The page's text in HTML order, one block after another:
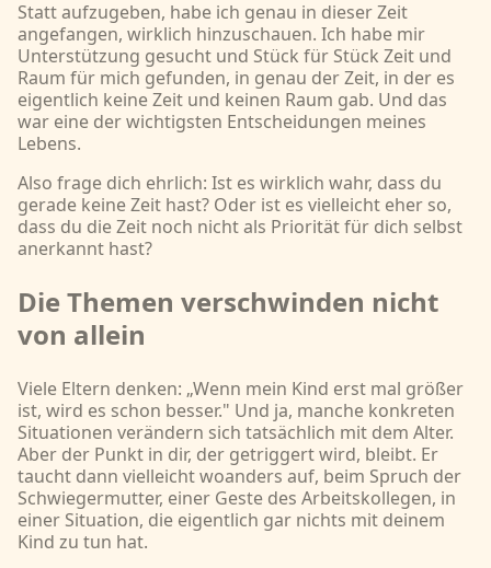
Statt aufzugeben, habe ich genau in dieser Zeit
angefangen, wirklich hinzuschauen. Ich habe mir
Unterstützung gesucht und Stück für Stück Zeit und
Raum für mich gefunden, in genau der Zeit, in der es
eigentlich keine Zeit und keinen Raum gab. Und das
war eine der wichtigsten Entscheidungen meines
Lebens.
Also frage dich ehrlich: Ist es wirklich wahr, dass du
gerade keine Zeit hast? Oder ist es vielleicht eher so,
dass du die Zeit noch nicht als Priorität für dich selbst
anerkannt hast?
Die Themen verschwinden nicht
von allein
Viele Eltern denken: „Wenn mein Kind erst mal größer
ist, wird es schon besser." Und ja, manche konkreten
Situationen verändern sich tatsächlich mit dem Alter.
Aber der Punkt in dir, der getriggert wird, bleibt. Er
taucht dann vielleicht woanders auf, beim Spruch der
Schwiegermutter, einer Geste des Arbeitskollegen, in
einer Situation, die eigentlich gar nichts mit deinem
Kind zu tun hat.